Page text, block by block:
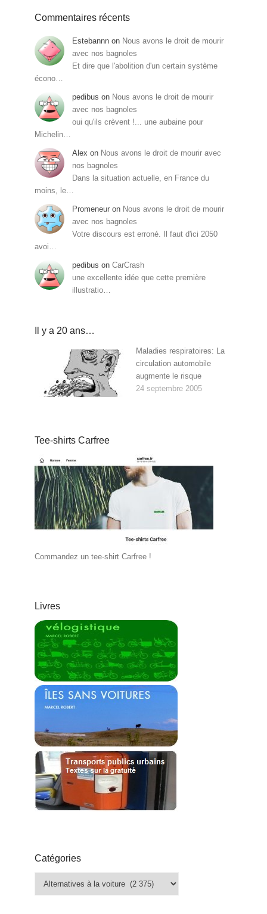
Commentaires récents
Estebannn on Nous avons le droit de mourir
avec nos bagnoles
Et dire que l'abolition d'un certain système
écono…
pedibus on Nous avons le droit de mourir
avec nos bagnoles
oui qu'ils crèvent !... une aubaine pour
Michelin…
Alex on Nous avons le droit de mourir avec
nos bagnoles
Dans la situation actuelle, en France du
moins, le…
Promeneur on Nous avons le droit de mourir
avec nos bagnoles
Votre discours est erroné. Il faut d'ici 2050
avoi…
pedibus on CarCrash
une excellente idée que cette première
illustratio…
Il y a 20 ans…
Maladies respiratoires: La
circulation automobile
augmente le risque
24 septembre 2005
Tee-shirts Carfree
Commandez un tee-shirt Carfree !
Livres
Catégories